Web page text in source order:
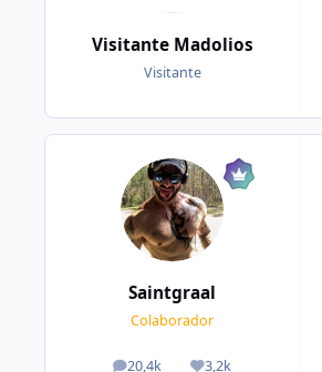
Visitante Madolios
Visitante
Saintgraal
Colaborador
20,4k 3,2k